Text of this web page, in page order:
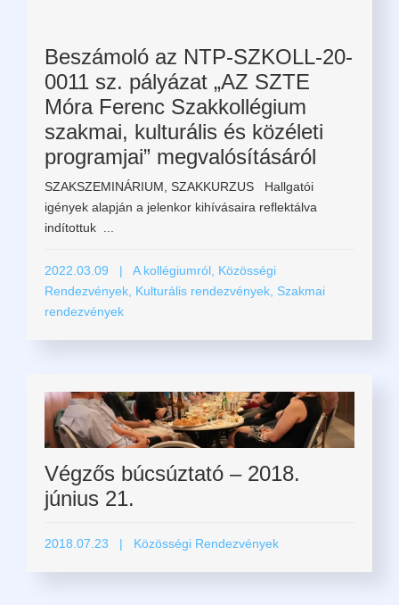
Beszámoló az NTP-SZKOLL-20-
0011 sz. pályázat „AZ SZTE
Móra Ferenc Szakkollégium
szakmai, kulturális és közéleti
programjai” megvalósításáról
SZAKSZEMINÁRIUM, SZAKKURZUS Hallgatói
igények alapján a jelenkor kihívásaira reflektálva
indítottuk ...
2022.03.09 | A kollégiumról, Közösségi
Rendezvények, Kulturális rendezvények, Szakmai
rendezvények
Végzős búcsúztató – 2018.
június 21.
2018.07.23 | Közösségi Rendezvények